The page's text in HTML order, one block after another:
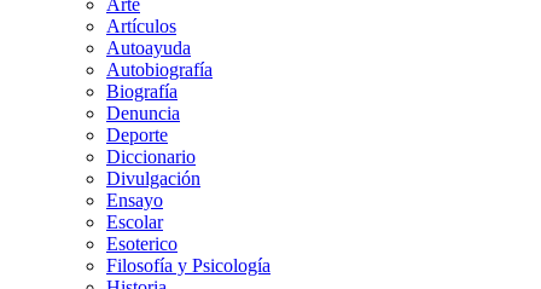
Arte
Artículos
Autoayuda
Autobiografía
Biografía
Denuncia
Deporte
Diccionario
Divulgación
Ensayo
Escolar
Esoterico
Filosofía y Psicología